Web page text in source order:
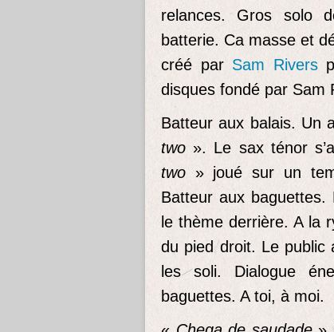
relances. Gros solo
batterie. Ca masse et
créé par Sam Rivers
disques fondé par Sam
Batteur aux balais. Un
two ». Le sax ténor
two » joué sur un
Batteur aux baguettes.
le thème derrière. A la
du pied droit. Le public
les soli. Dialogue
baguettes. A toi, à moi.